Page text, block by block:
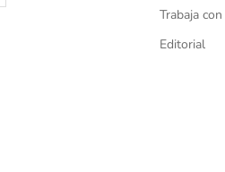
Trabaja
Editorial